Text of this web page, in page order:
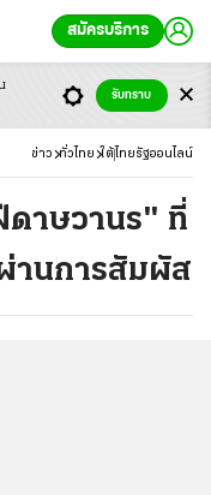
สมัครบริการ
ข่าว ทั่วไทย ใต้ ไทยรัฐออนไลน์
ดาษวานร" ที่
านการสัมผัส
รับทราบ